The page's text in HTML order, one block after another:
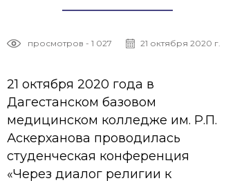
просмотров - 1 027 21 октября 2020 г.
21 октября 2020 года в
Дагестанском базовом
медицинском колледже им. Р.П.
Аскерханова проводилась
студенческая конференция
«Через диалог религии к